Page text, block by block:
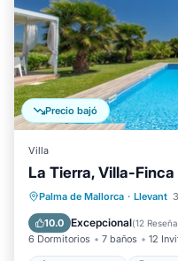
Precio bajó
Villa
La Tierra, Villa-
Palma de Mallorca · Llevant
10.0 Excepcional(12
6 Dormitorios 7 baños 12
Piscina privada
Piscina